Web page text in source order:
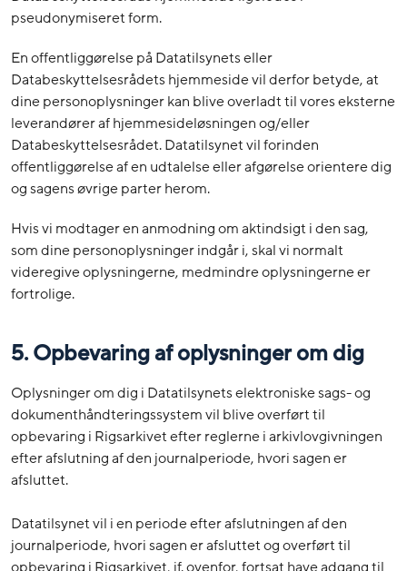
pseudonymiseret form.
En offentliggørelse på Datatilsynets eller
Databeskyttelsesrådets hjemmeside vil derfor betyde, at
dine personoplysninger kan blive overladt til vores eksterne
leverandører af hjemmesideløsningen og/eller
Databeskyttelsesrådet. Datatilsynet vil forinden
offentliggørelse af en udtalelse eller afgørelse orientere dig
og sagens øvrige parter herom.
Hvis vi modtager en anmodning om aktindsigt i den sag,
som dine personoplysninger indgår i, skal vi normalt
videregive oplysningerne, medmindre oplysningerne er
fortrolige.
5. Opbevaring af oplysninger om dig
Oplysninger om dig i Datatilsynets elektroniske sags- og
dokumenthåndteringssystem vil blive overført til
opbevaring i Rigsarkivet efter reglerne i arkivlovgivningen
efter afslutning af den journalperiode, hvori sagen er
afsluttet.
Datatilsynet vil i en periode efter afslutningen af den
journalperiode, hvori sagen er afsluttet og overført til